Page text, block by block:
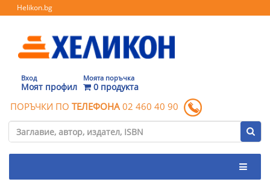
Helikon.bg
Вход
Моят профил
Моята поръчка
0 продукта
ПОРЪЧКИ ПО ТЕЛЕФОНА 02 460 40 90